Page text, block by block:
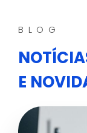
BLOG
E